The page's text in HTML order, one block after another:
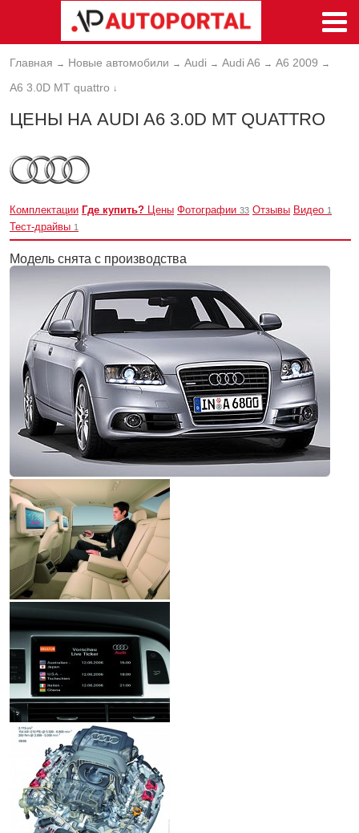
Главная → Новые автомобили → Audi → Audi A6 → A6 2009 →
A6 3.0D MT quattro ↓
ЦЕНЫ НА AUDI A6 3.0D MT QUATTRO
Комплектации Где купить? Цены Фотографии 33 Отзывы Видео 1
Тест-драйвы 1
Модель снята с производства